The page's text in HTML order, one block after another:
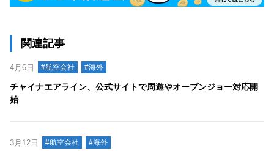
関連記事
4月6日 #航空会社 #海外
チャイナエアライン、公式サイトで周遊やオープンジョー対応開
始
3月12日 #航空会社 #海外